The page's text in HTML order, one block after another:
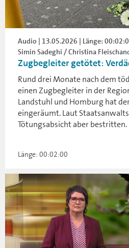
Audio | 13.05.2026 | Länge:
Simin Sadeghi / Christina
Zugbegleiter getötet:
Rund drei Monate nach dem
einen Zugbegleiter in der
Landstuhl und Homburg hat
eingeräumt. Laut
Tötungsabsicht aber bestritten.
Länge: 00:02:00